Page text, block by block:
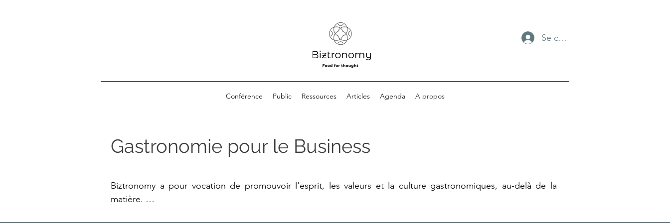
Se connecter
Conférence Public Ressources Articles Agenda A propos
Gastronomie pour le Business
Biztronomy a pour vocation de promouvoir l'esprit, les valeurs et la culture gastronomiques, au-delà de la
matière.